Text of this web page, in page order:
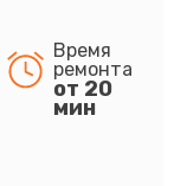
Время
ремонта
от 20
мин